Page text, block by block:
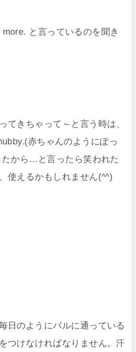
と言っているのを聞き
てきちゃって～と言う時は、
赤ちゃんのようにぽっ
から…と言ったら笑われた
使えるかもしれません(^^)
日のようにバルに通っている
つけなければなりません。汗